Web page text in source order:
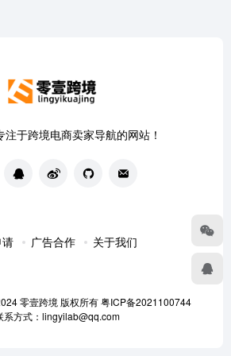
注于跨境电商卖家导航的网站！
广告合作 关于我们
零壹跨境 版权所有粤ICP备2021100744
系方式：lingyilab@qq.com